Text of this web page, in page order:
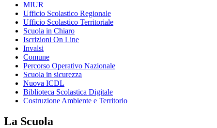
MIUR
Ufficio Scolastico Regionale
Ufficio Scolastico Territoriale
Scuola in Chiaro
Iscrizioni On Line
Invalsi
Comune
Percorso Operativo Nazionale
Scuola in sicurezza
Nuova ICDL
Biblioteca Scolastica Digitale
Costruzione Ambiente e Territorio
La Scuola